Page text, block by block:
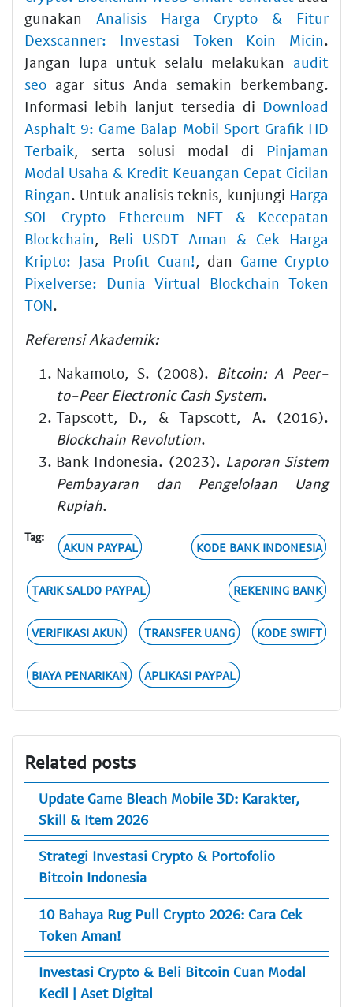
gunakan Analisis Harga Crypto & Fitur
Dexscanner: Investasi Token Koin Micin.
Jangan lupa untuk selalu melakukan audit
seo agar situs Anda semakin berkembang.
Informasi lebih lanjut tersedia di Download
Asphalt 9: Game Balap Mobil Sport Grafik HD
Terbaik, serta solusi modal di Pinjaman
Modal Usaha & Kredit Keuangan Cepat Cicilan
Ringan. Untuk analisis teknis, kunjungi Harga
SOL Crypto Ethereum NFT & Kecepatan
Blockchain, Beli USDT Aman & Cek Harga
Kripto: Jasa Profit Cuan!, dan Game Crypto
Pixelverse: Dunia Virtual Blockchain Token
TON.
Referensi Akademik:
Nakamoto, S. (2008). Bitcoin: A Peer-
to-Peer Electronic Cash System.
Tapscott, D., & Tapscott, A. (2016).
Blockchain Revolution.
Bank Indonesia. (2023). Laporan Sistem
Pembayaran dan Pengelolaan Uang
Rupiah.
Tag:
AKUN PAYPAL KODE BANK INDONESIA
TARIK SALDO PAYPAL REKENING BANK
VERIFIKASI AKUN TRANSFER UANG KODE SWIFT
BIAYA PENARIKAN APLIKASI PAYPAL
Related posts
Update Game Bleach Mobile 3D: Karakter,
Skill & Item 2026
Strategi Investasi Crypto & Portofolio
Bitcoin Indonesia
10 Bahaya Rug Pull Crypto 2026: Cara Cek
Token Aman!
Investasi Crypto & Beli Bitcoin Cuan Modal
Kecil | Aset Digital